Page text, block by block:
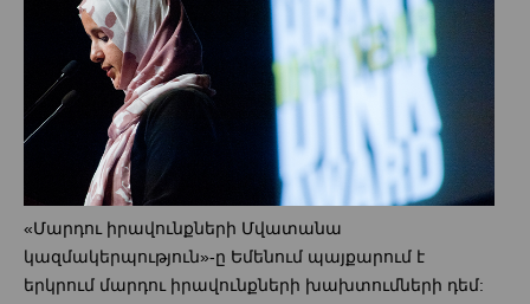
«Մարդու իրավունքների Մվատանա
կազմակերպություն»-ը Եմենում պայքարում է
երկրում մարդու իրավունքների խախտումների դեմ: